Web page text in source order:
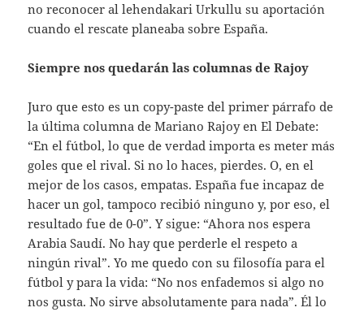
no reconocer al lehendakari Urkullu su aportación
cuando el rescate planeaba sobre España.
Siempre nos quedarán las columnas de Rajoy
Juro que esto es un copy-paste del primer párrafo de
la última columna de Mariano Rajoy en El Debate:
“En el fútbol, lo que de verdad importa es meter más
goles que el rival. Si no lo haces, pierdes. O, en el
mejor de los casos, empatas. España fue incapaz de
hacer un gol, tampoco recibió ninguno y, por eso, el
resultado fue de 0-0”. Y sigue: “Ahora nos espera
Arabia Saudí. No hay que perderle el respeto a
ningún rival”. Yo me quedo con su filosofía para el
fútbol y para la vida: “No nos enfademos si algo no
nos gusta. No sirve absolutamente para nada”. Él lo